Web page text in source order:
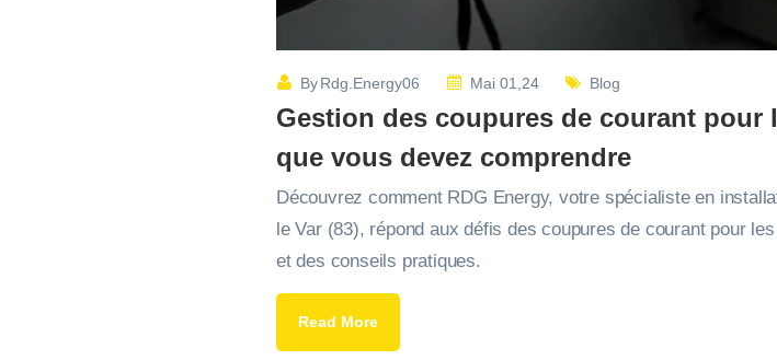
ByRdg.energy06 Mai 01,24 Blog
Gestion des coupures de courant pour
que vous devez comprendre
Découvrez comment RDG Energy, votre spécialiste en
le Var (83), répond aux défis des coupures de courant pour
et des conseils pratiques.
Read More